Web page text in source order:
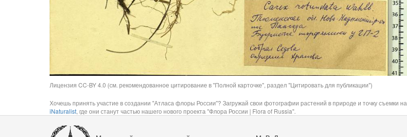
Лицензия CC-BY 4.0 (см. рекомендованное цитирование в "Полной карточке", раздел "Цитировать для публикации")
Хочешь принять участие в создании "Атласа флоры России"? Загружай свои фотографии растений в природе и точку съемки на
iNaturalist, где они станут частью нашего нового проекта "Флора России | Flora of Russia".